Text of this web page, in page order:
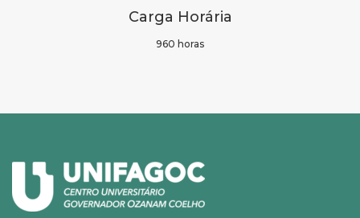
Carga Horária
960 horas